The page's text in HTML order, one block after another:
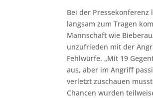
Bei der Pressekonferenz
langsam zum Tragen
Mannschaft wie
unzufrieden mit der
Fehlwürfe. „Mit 19
aus, aber im Angriff
verletzt zuschauen
Chancen wurden